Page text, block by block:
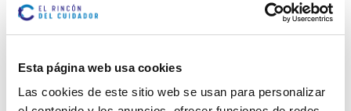
Esta página web usa cookies
Las cookies de este sitio web se usan para personalizar
responsabilidad de toda la familia
cuidado de la persona dependiente.